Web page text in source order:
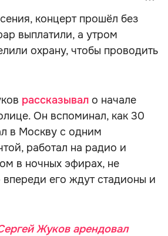
концерт прошёл без
выплатили, а утром
охрану, чтобы проводить
рассказывал о начале
Он вспоминал, как 30
в Москву с одним
работал на радио и
в ночных эфирах, не
впереди его ждут стадионы и
Жуков арендовал